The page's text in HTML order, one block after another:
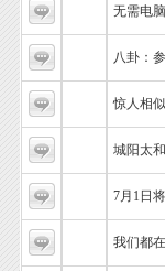
无需电
八卦：
惊人相
城阳太
7月1日
我们都